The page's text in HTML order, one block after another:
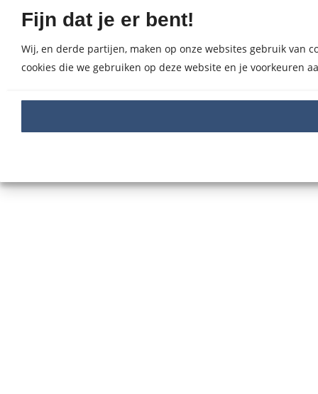
Fijn dat je er bent!
Wij, en derde partijen, maken op onze websites gebruik van
cookies die we gebruiken op deze website en je voorkeuren